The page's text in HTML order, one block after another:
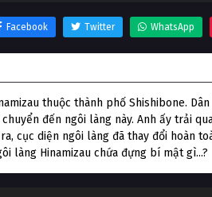
Facebook Twitter WhatsApp
thuộc thành phố Shishibone.
đến ngôi làng này. Anh ấy trải
cục diện ngôi làng đã thay đổi hoàn
làng Hinamizau chứa đựng bí mật gì...?